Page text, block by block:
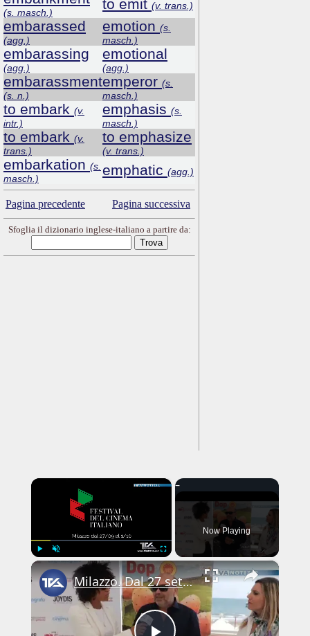
(s. masch.)
to emit (v. trans.)
embarassed
(agg.)
emotion (s.
masch.)
embarassing
(agg.)
emotional
(agg.)
embarassment
(s. n.)
emperor (s.
masch.)
to embark (v.
intr.)
emphasis (s.
masch.)
to embark (v.
trans.)
to emphasize
(v. trans.)
embarkation (s.
masch.)
emphatic (agg.)
Pagina precedente Pagina successiva
Sfoglia il dizionario inglese-italiano a partire da:
×
Play Unmute Fullscreen
Now Playing
×
Milazzo. Dal 27 settembre all'1 ottobre il Festival del Cinema Italiano.